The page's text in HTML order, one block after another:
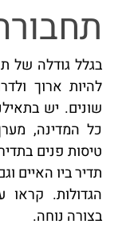
בגלל גודלה של
להיות ארוך
שונים. יש
כל המדינה,
טיסות פנים
תדיר ביו האיים
הגדולות. קראו
בצורה נוחה.